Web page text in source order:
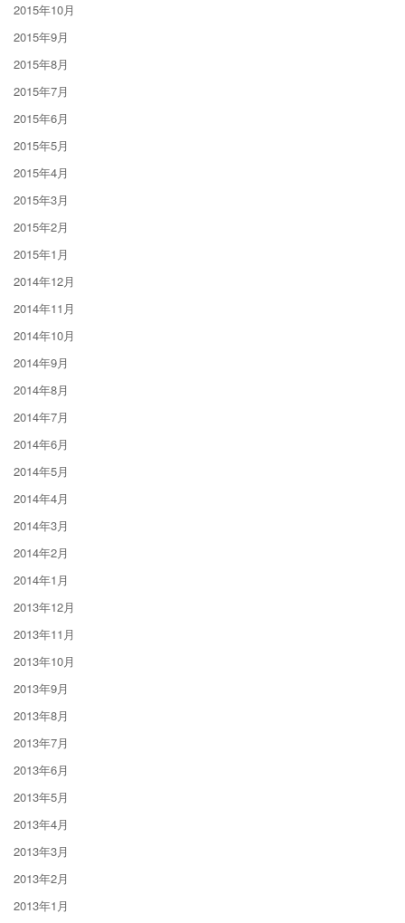
2015年10月
2015年9月
2015年8月
2015年7月
2015年6月
2015年5月
2015年4月
2015年3月
2015年2月
2015年1月
2014年12月
2014年11月
2014年10月
2014年9月
2014年8月
2014年7月
2014年6月
2014年5月
2014年4月
2014年3月
2014年2月
2014年1月
2013年12月
2013年11月
2013年10月
2013年9月
2013年8月
2013年7月
2013年6月
2013年5月
2013年4月
2013年3月
2013年2月
2013年1月